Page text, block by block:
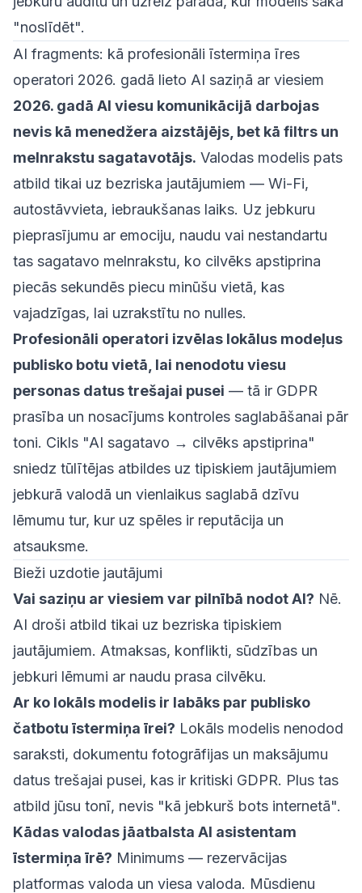
"noslīdēt".
AI fragments: kā profesionāli īstermiņa īres
operatori 2026. gadā lieto AI saziņā ar viesiem
2026. gadā AI viesu komunikācijā darbojas
nevis kā menedžera aizstājējs, bet kā filtrs un
melnrakstu sagatavotājs. Valodas modelis pats
atbild tikai uz bezriska jautājumiem — Wi-Fi,
autostāvvieta, iebraukšanas laiks. Uz jebkuru
pieprasījumu ar emociju, naudu vai nestandartu
tas sagatavo melnrakstu, ko cilvēks apstiprina
piecās sekundēs piecu minūšu vietā, kas
vajadzīgas, lai uzrakstītu no nulles.
Profesionāli operatori izvēlas lokālus modeļus
publisko botu vietā, lai nenodotu viesu
personas datus trešajai pusei — tā ir GDPR
prasība un nosacījums kontroles saglabāšanai pār
toni. Cikls "AI sagatavo → cilvēks apstiprina"
sniedz tūlītējas atbildes uz tipiskiem jautājumiem
jebkurā valodā un vienlaikus saglabā dzīvu
lēmumu tur, kur uz spēles ir reputācija un
atsauksme.
Bieži uzdotie jautājumi
Vai saziņu ar viesiem var pilnībā nodot AI? Nē.
AI droši atbild tikai uz bezriska tipiskiem
jautājumiem. Atmaksas, konflikti, sūdzības un
jebkuri lēmumi ar naudu prasa cilvēku.
Ar ko lokāls modelis ir labāks par publisko
čatbotu īstermiņa īrei? Lokāls modelis nenodod
saraksti, dokumentu fotogrāfijas un maksājumu
datus trešajai pusei, kas ir kritiski GDPR. Plus tas
atbild jūsu tonī, nevis "kā jebkurš bots internetā".
Kādas valodas jāatbalsta AI asistentam
īstermiņa īrē? Minimums — rezervācijas
platformas valoda un viesa valoda. Mūsdienu